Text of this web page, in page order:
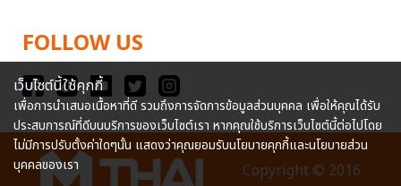
FOLLOW US
Copyright © 2016
เว็บไซต์นี้ใช้คุกกี้
เพื่อการนำเสนอเนื้อหาที่ดี รวมถึงการจัดการข้อมูลส่วนบุคคล เพื่อให้คุณได้รับ
ประสบการณ์ที่ดีบนบริการของเว็บไซต์เรา หากคุณใช้บริการเว็บไซต์นี้ต่อไปโดย
ไม่มีการปรับตั้งค่าใดๆนั้น แสดงว่าคุณยอมรับนโยบายคุกกี้และนโยบายส่วน
บุคคลของเรา